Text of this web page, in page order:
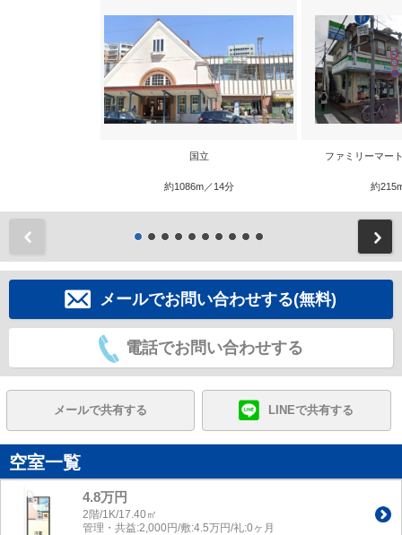
国立
約1086m／14分
ファミリーマー
約
メールでお問い合わせする(無料)
電話でお問い合わせする
メールで共有する LINEで共有する
空室一覧
4.8万円
2階/1K/17.40㎡
管理・共益:2,000円/敷:4.5万円/礼:0ヶ月